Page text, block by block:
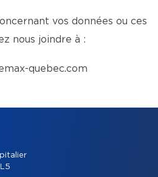
vos données ou ces
nous joindre à :
quebec.com